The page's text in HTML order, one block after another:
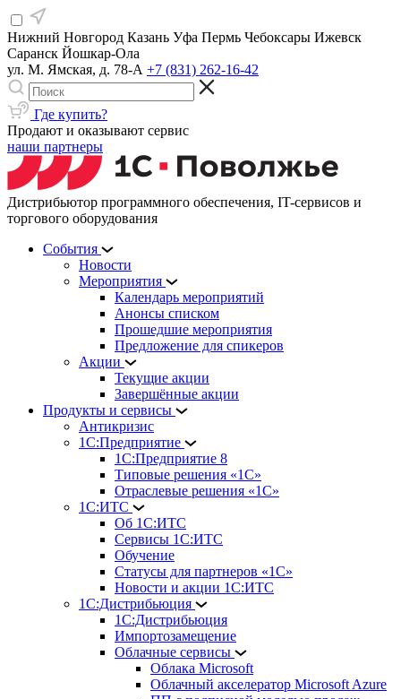
Нижний Новгород Казань Уфа Пермь Чебоксары Ижевск
Саранск Йошкар-Ола
ул. М. Ямская, д. 78-А +7 (831) 262-16-42
Где купить?
Продают и оказывают сервис
наши партнеры
Дистрибьютор программного обеспечения, IT-сервисов и
торгового оборудования
События
Новости
Мероприятия
Календарь мероприятий
Анонсы списком
Прошедшие мероприятия
Предложение для спикеров
Акции
Текущие акции
Завершённые акции
Продукты и сервисы
Антикризис
1С:Предприятие
1С:Предприятие 8
Типовые решения «1С»
Отраслевые решения «1С»
1С:ИТС
Об 1С:ИТС
Сервисы 1С:ИТС
Обучение
Статусы для партнеров «1С»
Новости и акции 1С:ИТС
1С:Дистрибьюция
1С:Дистрибьюция
Импортозамещение
Облачные сервисы
Облака Microsoft
Облачный акселератор Microsoft Azure